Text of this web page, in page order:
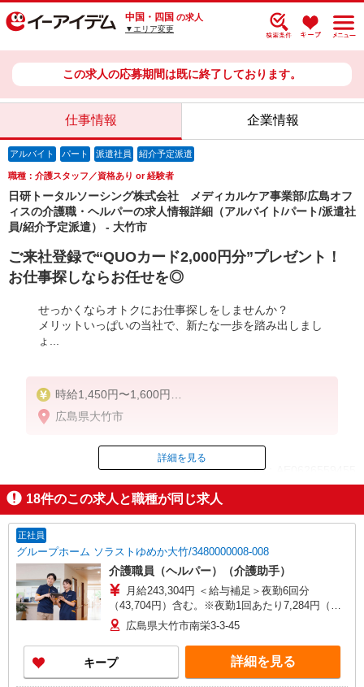
中国・四国 の求人
▼エリア変更
この求人の応募期間は既に終了しております。
仕事情報 企業情報
アルバイト パート 派遣社員 紹介予定派遣
職種：介護スタッフ／資格あり or 経験者
日研トータルソーシング株式会社 メディカルケア事業部/広島オフ
ィスの介護職・ヘルパーの求人情報詳細（アルバイト/パート/派遣社
員/紹介予定派遣） - 大竹市
ご来社登録で“QUOカード2,000円分”プレゼント！
お仕事探しならお任せを◎
せっかくならオトクにお仕事探しをしませんか？
メリットいっぱいの当社で、新たな一歩を踏み出しまし
ょ...
時給1,450円〜1,600円
◆無資格・経験者：1,450円〜
◆初任者研修・経験者：1,550円〜
◆介護福祉士：1,600円〜
※経験者は3ヶ月以上
※給与幅は経験・能力による
★週払いOK（規定あり）
広島県大竹市
ID：AE0626559455
掲載期間終了
詳細を見る
18件のこの求人と職種が同じ求人
正社員
グループホーム ソラストゆめか大竹/3480000008-008
介護職員（ヘルパー）（介護助手）
月給243,304円 ＜給与補足＞夜勤6回分
（43,704円）含む。※夜勤1回あたり7,284円（深
夜割増＋夜勤手当）
広島県大竹市南栄3-3-45
キープ 詳細を見る